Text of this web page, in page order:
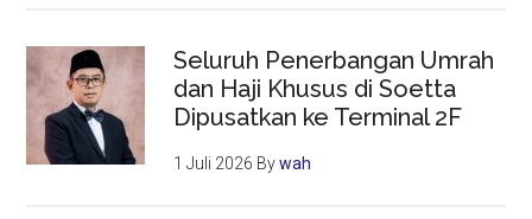
Seluruh Penerbangan Umrah
dan Haji Khusus di Soetta
Dipusatkan ke Terminal 2F
1 Juli 2026 Bywah